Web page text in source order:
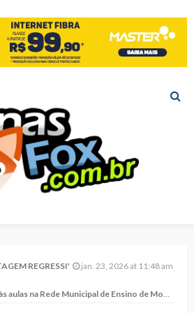
REGRESSIVA
na Rede Municipal de Ensino de Montes Claros
jan. 23, 2026 at 11:48 am